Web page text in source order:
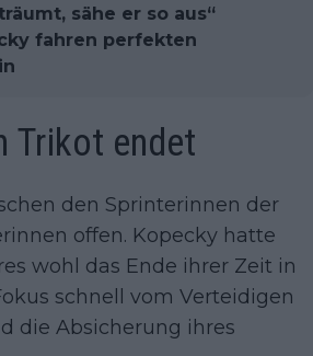
sähe er so aus“
fahren perfekten
Trikot endet
den Sprinterinnen der
offen. Kopecky hatte
wohl das Ende ihrer Zeit in
schnell vom Verteidigen
die Absicherung ihres